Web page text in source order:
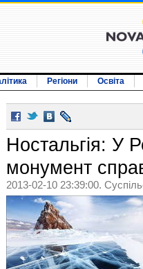
Регіони Освіта
Ностальгія: У
монумент
2013-02-10 23:39:00.